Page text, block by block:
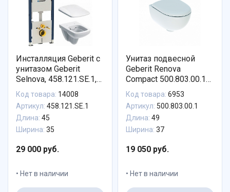
Инсталляция Geberit с
унитазом Geberit
Selnova, 458.121.SE.1,
сиденье
микролифт+клавиша+шумоизоляция
Код товара: 14008
Артикул: 458.121.SE.1
Длина: 45
Ширина: 35
29 000 руб.
Нет в наличии
Унитаз подвесной
Geberit Renova
Compact 500.803.00.1
безободковый с
сиденьем микролифт
Код товара: 6953
Артикул: 500.803.00.1
Длина: 49
Ширина: 37
19 050 руб.
Нет в наличии